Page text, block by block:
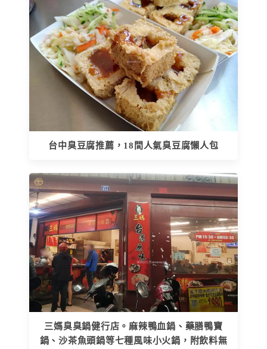
台中臭豆腐推薦，18間人氣臭豆腐懶人包
三媽臭臭鍋健行店。麻辣鴨血鍋、藥膳鴨寶
鍋、沙茶魚頭鍋等七種風味小火鍋，附飲料無